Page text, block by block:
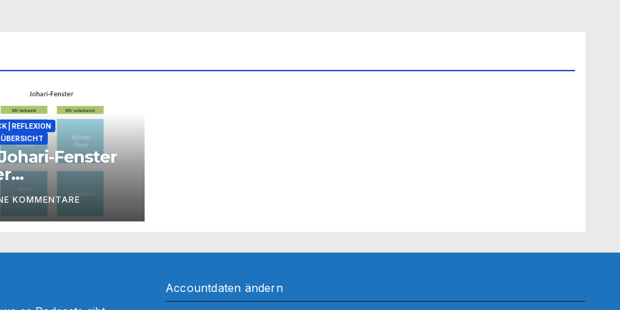
| REFLEXION
Fenster
KOMMENTARE
Accountdaten ändern